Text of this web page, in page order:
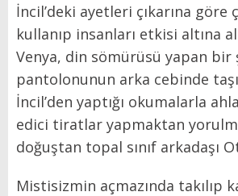
İncil’deki ayetleri çıkarına göre
kullanıp insanları etkisi altına
Venya, din sömürüsü yapan bir
pantolonunun arka cebinde
İncil’den yaptığı okumalarla
edici tiratlar yapmaktan
doğuştan topal sınıf arkadaşı
Mistisizmin açmazında takılıp